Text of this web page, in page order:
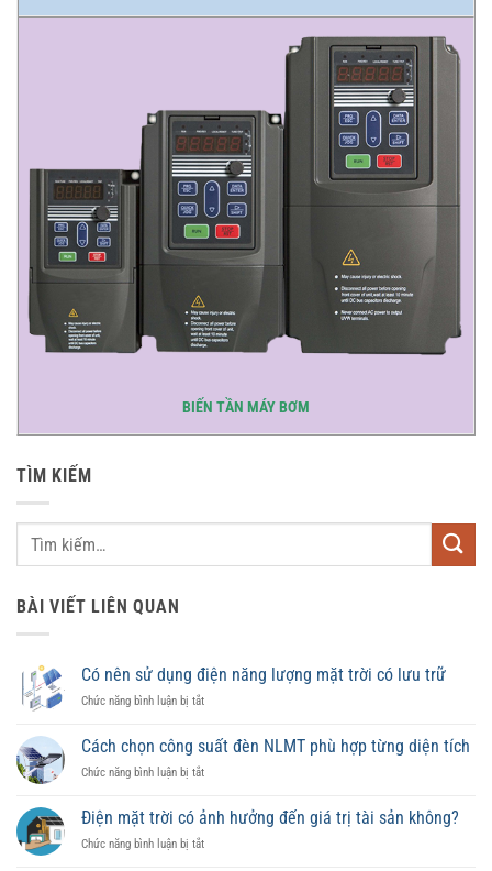
BIẾN TẦN MÁY BƠM
TÌM KIẾM
BÀI VIẾT LIÊN QUAN
Có nên sử dụng điện năng lượng mặt trời có lưu trữ
Chức năng bình luận bị tắtở
nên
sử
dụng
năng
mặt
Cách chọn công suất đèn NLMT phù hợp từng diện tích
Chức năng bình luận bị tắtở
chọn
công
suất
Điện mặt trời có ảnh hưởng đến giá trị tài sản không?
Chức năng bình luận bị tắtở